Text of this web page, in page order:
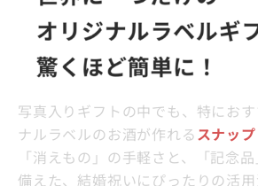
写真入りギフトの中でも、特にお
ナルラベルのお酒が作れるスナッ
「消えもの」の手軽さと、「記念
備えた、結婚祝いにぴったりの活